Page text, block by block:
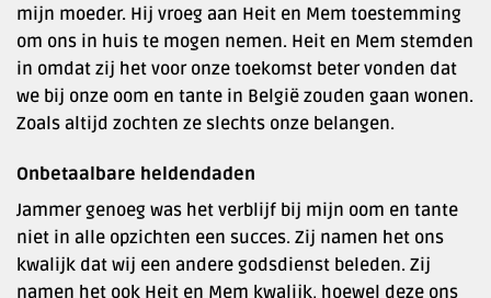
mijn moeder. Hij vroeg aan Heit en Mem toestemming
om ons in huis te mogen nemen. Heit en Mem stemden
in omdat zij het voor onze toekomst beter vonden dat
we bij onze oom en tante in België zouden gaan wonen.
Zoals altijd zochten ze slechts onze belangen.
Onbetaalbare heldendaden
Jammer genoeg was het verblijf bij mijn oom en tante
niet in alle opzichten een succes. Zij namen het ons
kwalijk dat wij een andere godsdienst beleden. Zij
namen het ook Heit en Mem kwalijk, hoewel deze ons